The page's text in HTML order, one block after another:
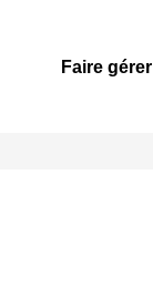
Faire gérer